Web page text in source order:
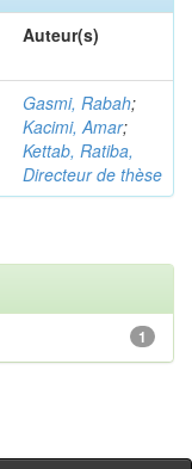
Auteur(s)
Gasmi, Rabah;
Kacimi, Amar;
Kettab, Ratiba,
Directeur de thèse
1